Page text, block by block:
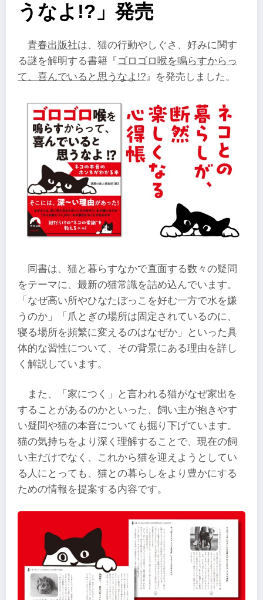
うなよ!?」発売
青春出版社は、猫の行動やしぐさ、好みに関す
る謎を解明する書籍『 ゴロゴロ喉を鳴らすからっ
て、喜んでいると思うなよ!?』を発売しました。
同書は、猫と暮らすなかで直面する数々の疑問
をテーマに、最新の猫常識を詰め込んでいます。
「なぜ高い所やひなたぼっこを好む一方で水を嫌
うのか」「爪とぎの場所は固定されているのに、
寝る場所を頻繁に変えるのはなぜか」といった具
体的な習性について、その背景にある理由を詳し
く解説しています。
また、「家につく」と言われる猫がなぜ家出を
することがあるのかといった、飼い主が抱きやす
い疑問や猫の本音についても掘り下げています。
猫の気持ちをより深く理解することで、現在の飼
い主だけでなく、これから猫を迎えようとしてい
る人にとっても、猫との暮らしをより豊かにする
ための情報を提案する内容です。